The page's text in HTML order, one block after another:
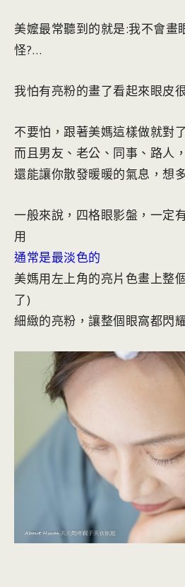
美嬤最常聽到的就是:我不會
怪?…
我怕有亮粉的畫了看起來眼皮
不要怕，跟著美媽這樣做就對
而且男友、老公、同事、路人
還能讓你散發暖暖的氣息，想
一般來說，四格眼影盤，一定
用
通常是最淡色的
美媽用左上角的亮片色畫上整
了)
細緻的亮粉，讓整個眼窩都閃